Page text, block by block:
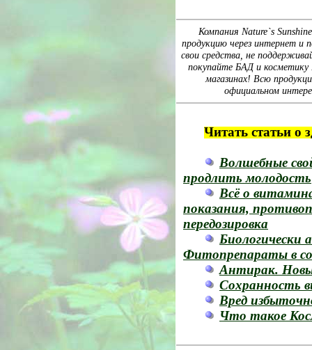
Компания Nature`s
продукцию через интернет и
свои средства, не
покупайте БАД и
магазинах! Всю
официальном
Читать статьи о
Волшебные
продлить молодость
Всё о
показания,
передозировка
Биологически
Фитопрепараты в
Антирак.
Сохранность
Вред
Что такое